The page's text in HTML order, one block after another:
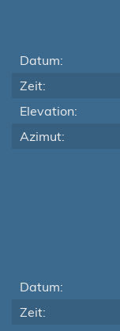
Datum:
Zeit:
Elevation:
Azimut:
Datum:
Zeit: